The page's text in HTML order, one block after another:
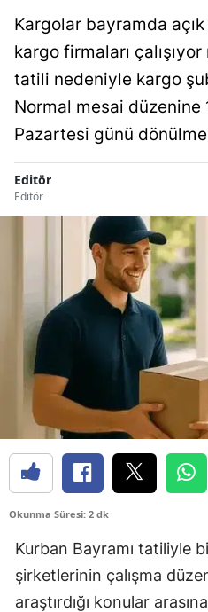
Kargolar bayramda
kargo firmaları
tatili nedeniyle kargo
Normal mesai düzenine
Pazartesi günü
Editör
Editör
Okunma Süresi: 2 dk
Kurban Bayramı tatiliyle
şirketlerinin çalışma
araştırdığı konular